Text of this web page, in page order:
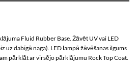
Fluid Rubber Base. Žāvēt UV vai LED
uz dabīgā naga). LED lampā žāvēšanas ilgums
pārklāt ar virsējo pārklājumu Rock Top Coat.